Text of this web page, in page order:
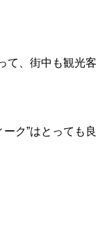
て、街中も観光客
ク”はとっても良